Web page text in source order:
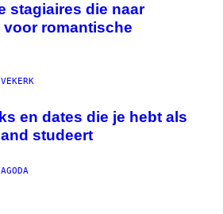
stagiaires die naar
voor romantische
en dates die je hebt als
studeert